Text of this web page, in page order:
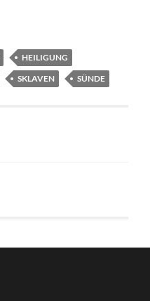
HEILIGUNG
SKLAVEN SÜNDE